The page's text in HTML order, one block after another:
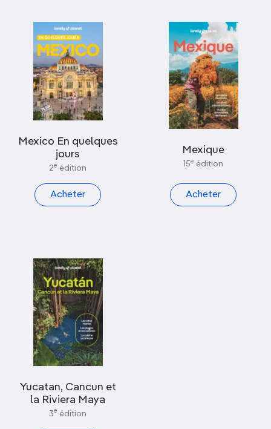
Mexique
PAR VILLE
Mexico En quelques
jours
2e édition
Acheter
Mexique
15e édition
Acheter
Yucatan, Cancun et
la Riviera Maya
3e édition